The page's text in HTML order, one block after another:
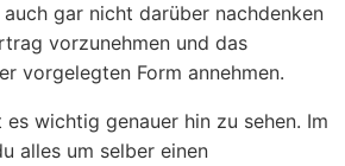
gar nicht darüber nachdenken
vorzunehmen und das
vorgelegten Form annehmen.
wichtig genauer hin zu sehen. Im
alles um selber einen